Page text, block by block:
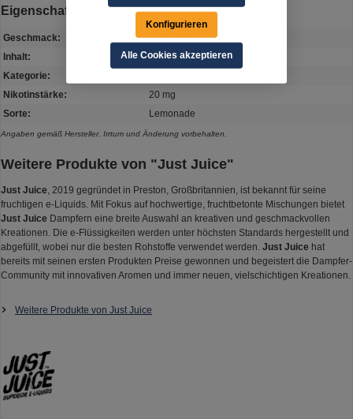
Eigenschaften
Geschmack:
Limonade
Inhalt:
10 ml in 10 ml Flasche
Kategorie:
Nikotinstärke:
20 mg
Sorte:
Lemonade
Angaben gemäß Hersteller. Irrtum und Änderung vorbehalten.
Weitere Produkte von "Just Juice"
Just Juice, 2019 gegründet in Preston, Großbritannien, ist bekannt für seine
fruchtigen e-Liquids. Mit Fokus auf hochwertige, fruchtbetonte Mischungen bietet
Just Juice Dampfern eine breite Auswahl an kreativen und geschmackvollen
Kreationen. Die e-Flüssigkeiten werden unter höchsten Standards hergestellt und
abgefüllt, wobei nur die besten Rohstoffe verwendet werden. Just Juice hat
bereits mit seinen ersten Produkten Preise gewonnen und begeistert die Dampfer-
Community mit innovativen Aromen und immer neuen, vielschichtigen Kreationen.
Weitere Produkte von Just Juice
Konfigurieren
Alle Cookies akzeptieren